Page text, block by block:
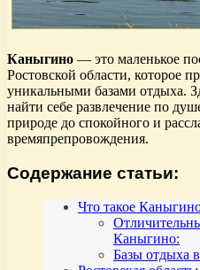
Каныгино — это маленькое
Ростовской области, которое
уникальными базами отдыха.
найти себе развлечение по
природе до спокойного и
времяпрепровождения.
Содержание статьи:
Что такое
Каныгино:
Базы отдыха